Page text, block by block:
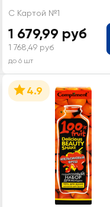
С Картой №1
1 679,99 руб
1 768,49 руб
до 6 шт
4.9